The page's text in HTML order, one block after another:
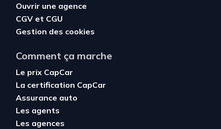
Ouvrir une agence
CGV et CGU
Gestion des cookies
Comment ça marche
Le prix CapCar
La certification CapCar
Assurance auto
Les agents
Les agences